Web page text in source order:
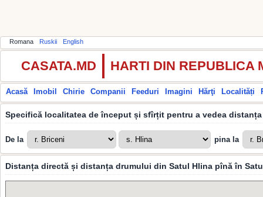
Romana Ruskii English
CASATA.MD HARTI DIN REPUBLICA
Acasă Imobil Chirie Companii Feeduri Imagini Hărţi Localități
Specifică localitatea de început și sfîrțit pentru a vedea
De la pina la
Distanța directă și distanța drumului din Satul Hlina pînă în